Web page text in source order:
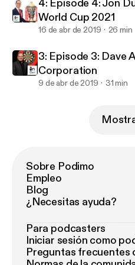
4: Episode 4: Jon
World Cup 2021
16 de abr de 2019 26 min
3: Episode 3: Dave
Corporation
9 de abr de 2019 31 min
Sobre Podimo
Empleo
Blog
¿Necesitas ayuda?
Para podcasters
Iniciar sesión como
Preguntas frecuentes